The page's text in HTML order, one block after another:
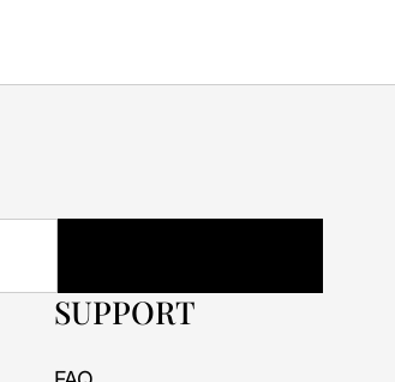
SUPPORT